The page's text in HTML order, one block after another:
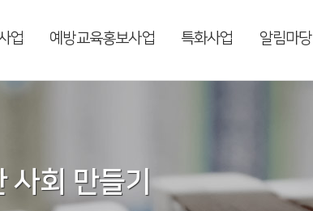
업 예방교육홍보사업 특화사업 알림마당
회 만들기